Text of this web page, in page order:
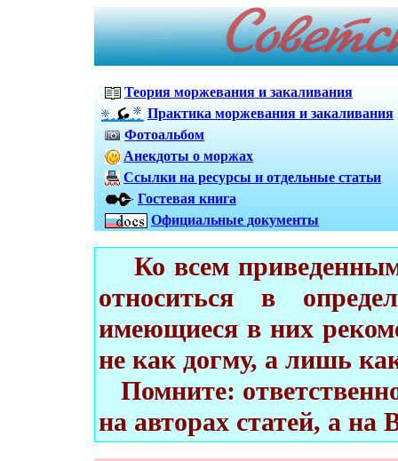
Теория моржевания и закаливания
Практика моржевания и закаливания
Фотоальбом
Анекдоты о моржах
Ссылки на ресурсы и отдельные статьи
Гостевая книга
Официальные документы
Ко всем
относиться в
имеющиеся в них
не как догму, а лишь
Помните:
на авторах статей, а на